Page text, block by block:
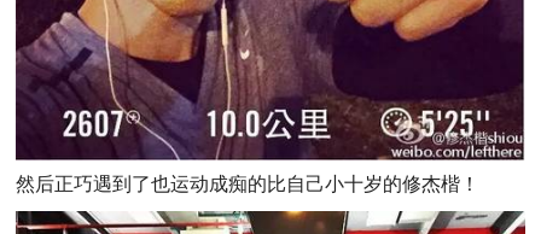
然后正巧遇到了也运动成痴的比自己小十岁的修杰楷！